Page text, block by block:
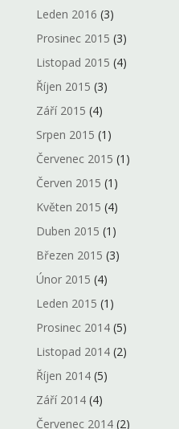
Leden 2016 (3)
Prosinec 2015 (3)
Listopad 2015 (4)
Říjen 2015 (3)
Září 2015 (4)
Srpen 2015 (1)
Červenec 2015 (1)
Červen 2015 (1)
Květen 2015 (4)
Duben 2015 (1)
Březen 2015 (3)
Únor 2015 (4)
Leden 2015 (1)
Prosinec 2014(5)
Listopad 2014(2)
Říjen 2014(5)
Září 2014(4)
Červenec 2014(2)